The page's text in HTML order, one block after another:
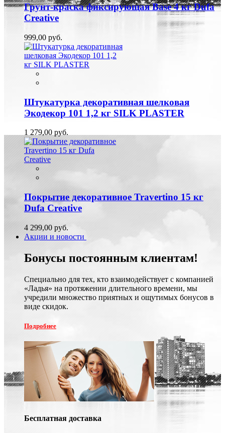
Грунт-краска фиксирующая Base 4 кг Dufa
Creative
999,00 руб.
Штукатурка декоративная шелковая
Экодекор 101 1,2 кг SILK PLASTER
1 279,00 руб.
Покрытие декоративное Travertino 15 кг
Dufa Creative
4 299,00 руб.
Акции и новости
Бонусы постоянным клиентам!
Специально для тех, кто взаимодействует с компанией
«Ладья» на протяжении длительного времени, мы
учредили множество приятных и ощутимых бонусов в
виде скидок.
Подробнее
Бесплатная доставка